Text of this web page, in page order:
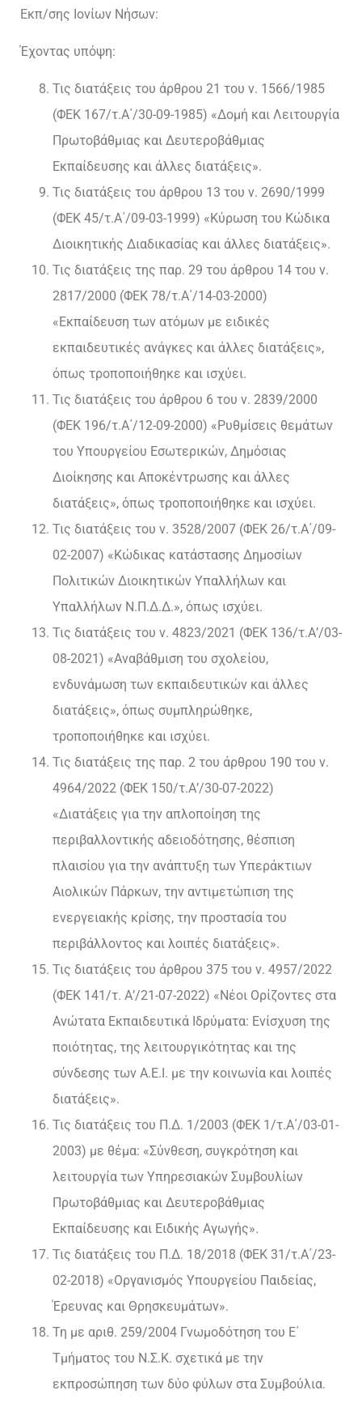
Εκπ/σης Ιονίων Νήσων:
Έχοντας υπόψη:
Τις διατάξεις του άρθρου 21 του ν. 1566/1985
(ΦΕΚ 167/τ.Α΄/30-09-1985) «Δομή και Λειτουργία
Πρωτοβάθμιας και Δευτεροβάθμιας
Εκπαίδευσης και άλλες διατάξεις».
Τις διατάξεις του άρθρου 13 του ν. 2690/1999
(ΦΕΚ 45/τ.Α΄/09-03-1999) «Κύρωση του Κώδικα
Διοικητικής Διαδικασίας και άλλες διατάξεις».
Τις διατάξεις της παρ. 29 του άρθρου 14 του ν.
2817/2000 (ΦΕΚ 78/τ.Α΄/14-03-2000)
«Εκπαίδευση των ατόμων με ειδικές
εκπαιδευτικές ανάγκες και άλλες διατάξεις»,
όπως τροποποιήθηκε και ισχύει.
Τις διατάξεις του άρθρου 6 του ν. 2839/2000
(ΦΕΚ 196/τ.Α΄/12-09-2000) «Ρυθμίσεις θεμάτων
του Υπουργείου Εσωτερικών, Δημόσιας
Διοίκησης και Αποκέντρωσης και άλλες
διατάξεις», όπως τροποποιήθηκε και ισχύει.
Τις διατάξεις του ν. 3528/2007 (ΦΕΚ 26/τ.Α΄/09-
02-2007) «Κώδικας κατάστασης Δημοσίων
Πολιτικών Διοικητικών Υπαλλήλων και
Υπαλλήλων Ν.Π.Δ.Δ.», όπως ισχύει.
Τις διατάξεις του ν. 4823/2021 (ΦΕΚ 136/τ.Α’/03-
08-2021) «Αναβάθμιση του σχολείου,
ενδυνάμωση των εκπαιδευτικών και άλλες
διατάξεις», όπως συμπληρώθηκε,
τροποποιήθηκε και ισχύει.
Τις διατάξεις της παρ. 2 του άρθρου 190 του ν.
4964/2022 (ΦΕΚ 150/τ.Α’/30-07-2022)
«Διατάξεις για την απλοποίηση της
περιβαλλοντικής αδειοδότησης, θέσπιση
πλαισίου για την ανάπτυξη των Υπεράκτιων
Αιολικών Πάρκων, την αντιμετώπιση της
ενεργειακής κρίσης, την προστασία του
περιβάλλοντος και λοιπές διατάξεις».
Τις διατάξεις του άρθρου 375 του ν. 4957/2022
(ΦΕΚ 141/τ. Α’/21-07-2022) «Νέοι Ορίζοντες στα
Ανώτατα Εκπαιδευτικά Ιδρύματα: Ενίσχυση της
ποιότητας, της λειτουργικότητας και της
σύνδεσης των Α.Ε.Ι. με την κοινωνία και λοιπές
διατάξεις».
Τις διατάξεις του Π.Δ. 1/2003 (ΦΕΚ 1/τ.Α΄/03-01-
2003) με θέμα: «Σύνθεση, συγκρότηση και
λειτουργία των Υπηρεσιακών Συμβουλίων
Πρωτοβάθμιας και Δευτεροβάθμιας
Εκπαίδευσης και Ειδικής Αγωγής».
Τις διατάξεις του Π.Δ. 18/2018 (ΦΕΚ 31/τ.Α΄/23-
02-2018) «Οργανισμός Υπουργείου Παιδείας,
Έρευνας και Θρησκευμάτων».
Τη με αριθ. 259/2004 Γνωμοδότηση του Ε΄
Τμήματος του Ν.Σ.Κ. σχετικά με την
εκπροσώπηση των δύο φύλων στα Συμβούλια.